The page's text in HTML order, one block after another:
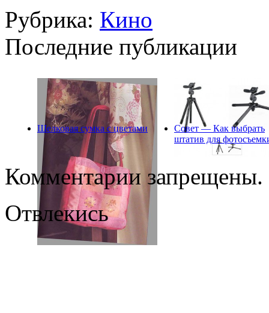
Рубрика: Кино
Последние публикации
Шелковая сумка с цветами
Совет — Как выбрать
штатив для
Комментарии запрещены.
Отвлекись